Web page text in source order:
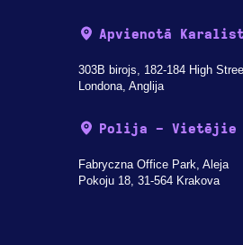
Apvienotā
303B birojs, 182-184 High
Londona, Anglija
Polija - Vietējie
Fabryczna Office Park, Aleja
Pokoju 18, 31-564 Krakova